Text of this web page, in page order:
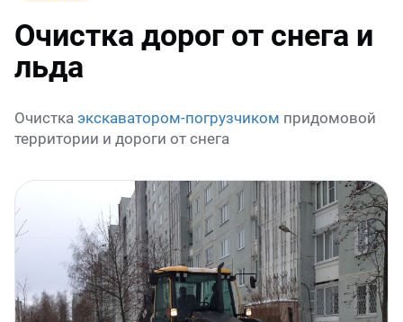
Очистка дорог от снега и
льда
Очистка экскаватором-погрузчиком придомовой
территории и дороги от снега